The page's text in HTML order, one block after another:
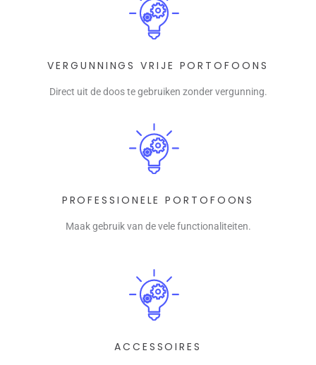
VERGUNNINGS VRIJE PORTOFOONS
Direct uit de doos te gebruiken zonder vergunning.
PROFESSIONELE PORTOFOONS
Maak gebruik van de vele functionaliteiten.
ACCESSOIRES